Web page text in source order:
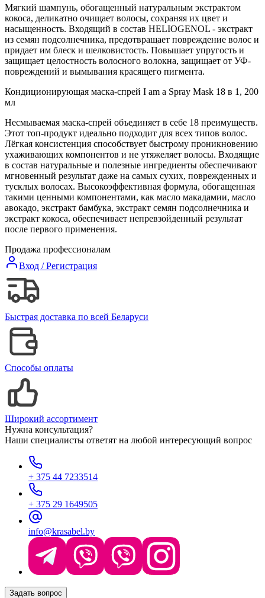
Мягкий шампунь, обогащенный натуральным экстрактом
кокоса, деликатно очищает волосы, сохраняя их цвет и
насыщенность. Входящий в состав HELIOGENOL - экстракт
из семян подсолнечника, предотвращает повреждение волос и
придает им блеск и шелковистость. Повышает упругость и
защищает целостность волосного волокна, защищает от УФ-
повреждений и вымывания красящего пигмента.
Кондиционирующая маска-спрей I am a Spray Mask 18 в 1, 200
мл
Несмываемая маска-спрей объединяет в себе 18 преимуществ.
Этот топ-продукт идеально подходит для всех типов волос.
Лёгкая консистенция способствует быстрому проникновению
ухаживающих компонентов и не утяжеляет волосы. Входящие
в состав натуральные и полезные ингредиенты обеспечивают
мгновенный результат даже на самых сухих, поврежденных и
тусклых волосах. Высокоэффективная формула, обогащенная
такими ценными компонентами, как масло макадамии, масло
авокадо, экстракт бамбука, экстракт семян подсолнечника и
экстракт кокоса, обеспечивает непревзойденный результат
после первого применения.
Продажа профессионалам
Вход / Регистрация
Быстрая доставка по всей Беларуси
Способы оплаты
Широкий ассортимент
Нужна консультация?
Наши специалисты ответят на любой интересующий вопрос
+ 375 44 7233514
+ 375 29 1649505
info@krasabel.by
Задать вопрос